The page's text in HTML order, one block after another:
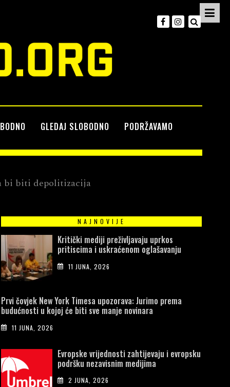
GLEDAJ SLOBODNO PODRŽAVAMO
bi biti depolitizacija
NAJNOVIJE
Kritički mediji preživljavaju uprkos
pritiscima i uskraćenom oglašavanju
11 JUNA, 2026
Prvi čovjek New York Timesa upozorava: Jurimo prema
budućnosti u kojoj će biti sve manje novinara
11 JUNA, 2026
Evropske vrijednosti zahtijevaju i evropsku
podršku nezavisnim medijima
2 JUNA, 2026